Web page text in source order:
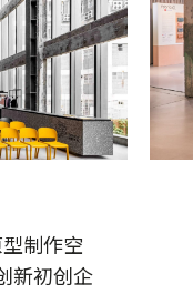
制作空
新初创企